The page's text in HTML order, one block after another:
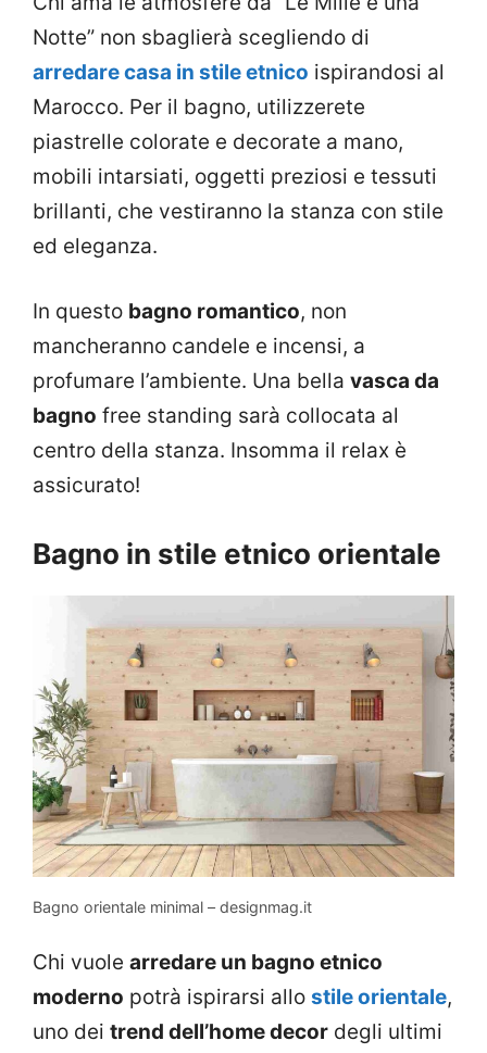
Notte” non sbaglierà scegliendo di
arredare casa in stile etnico ispirandosi al
Marocco. Per il bagno, utilizzerete
piastrelle colorate e decorate a mano,
mobili intarsiati, oggetti preziosi e tessuti
brillanti, che vestiranno la stanza con stile
ed eleganza.
In questo bagno romantico, non
mancheranno candele e incensi, a
profumare l’ambiente. Una bella vasca da
bagno free standing sarà collocata al
centro della stanza. Insomma il relax è
assicurato!
Bagno in stile etnico orientale
Bagno orientale minimal – designmag.it
Chi vuole arredare un bagno etnico
moderno potrà ispirarsi allo stile orientale,
uno dei trend dell’home decor degli ultimi